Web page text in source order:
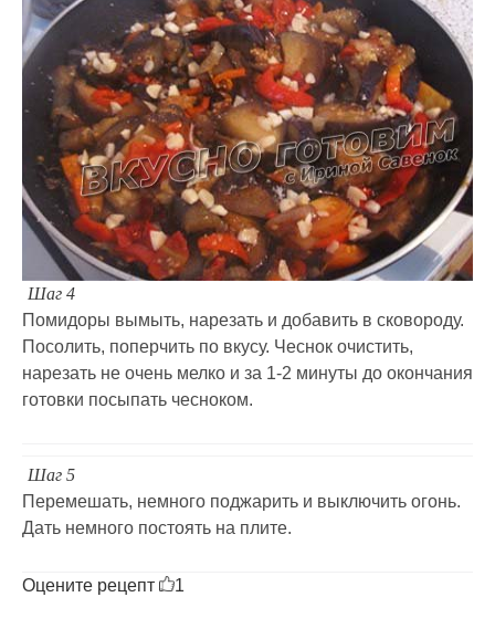
Шаг 4
Помидоры вымыть, нарезать и добавить в сковороду.
Посолить, поперчить по вкусу. Чеснок очистить,
нарезать не очень мелко и за 1-2 минуты до окончания
готовки посыпать чесноком.
Шаг 5
Перемешать, немного поджарить и выключить огонь.
Дать немного постоять на плите.
Оцените рецепт 1